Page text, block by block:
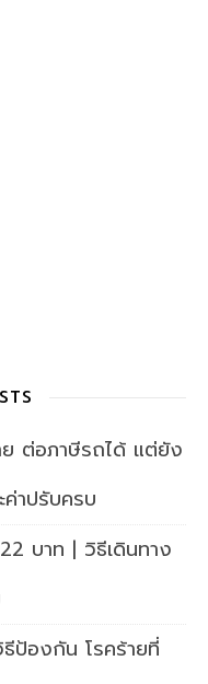
ย ต่อภาษีรถได้ แต่ยัง
ค่าปรับครบ
บาท | วิธีเดินทาง
ป้องกัน โรคร้ายที่